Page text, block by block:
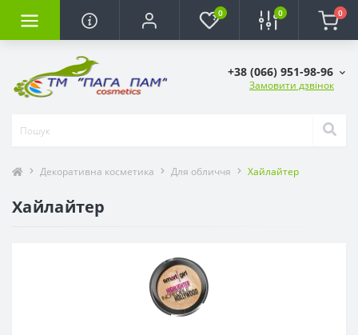
0 0 0
+38 (066) 951-98-96
Замовити дзвінок
Декоративна косметика Для обличчя Хайлайтер
Хайлайтер